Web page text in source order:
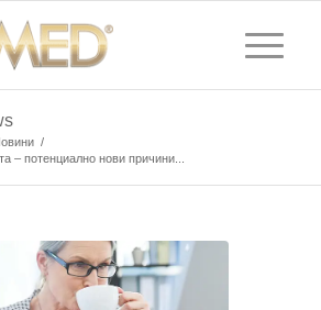
/
– потенциално нови причини...